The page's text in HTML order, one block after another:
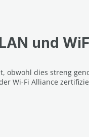
und
dies streng
Wi-Fi Alliance